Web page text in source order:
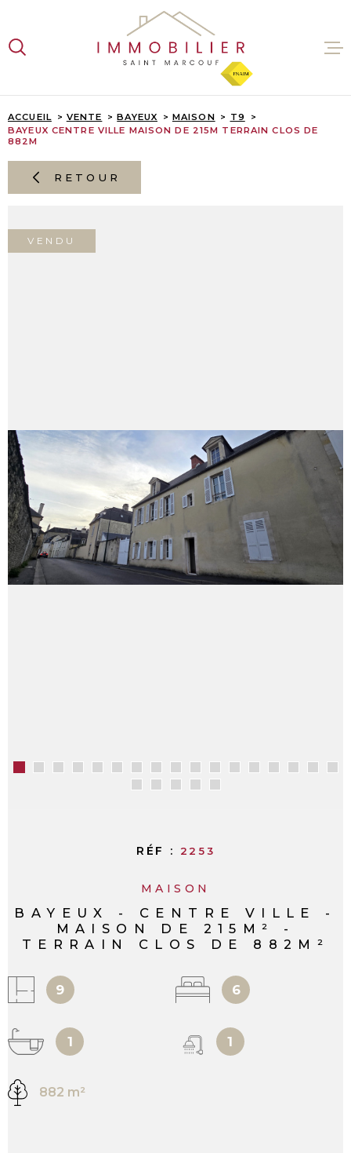
la
recherche
menu
principal
contenu
ACCUEIL VENTE BAYEUX MAISON
T9
BAYEUX CENTRE VILLE MAISON DE 215M TERRAIN CLOS DE
882M
RETOUR
VENDU
RÉF : 2253
MAISON
BAYEUX - CENTRE VILLE -
MAISON DE 215M² -
TERRAIN CLOS DE 882M²
9 6
1 1
882 m²